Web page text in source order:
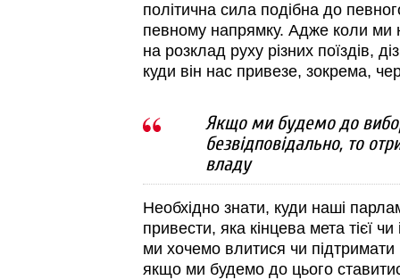
політична сила подібна до
певному напрямку. Адже коли ми
на розклад руху різних поїздів,
куди він нас привезе, зокрема,
Якщо ми будемо до
безвідповідально, то
владу
Необхідно знати, куди наші
привести, яка кінцева мета тієї
ми хочемо влитися чи
якщо ми будемо до цього